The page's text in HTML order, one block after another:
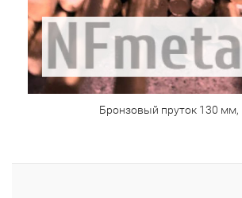
Бронзовый пруток 130